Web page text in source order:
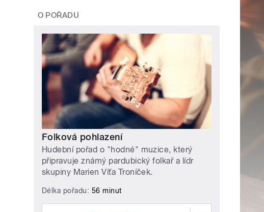
O POŘADU
Folková pohlazení
Hudební pořad o "hodné" muzice, který
připravuje známý pardubický folkař a lídr
skupiny Marien Víťa Troníček.
Délka pořadu: 56 minut